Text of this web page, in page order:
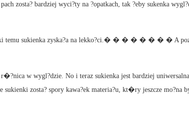
zosta? bardziej wyci?ty na ?opatkach, tak ?eby sukenka
temu sukienka zyska?a na lekko?ci.� � � � � � � � A
w wygl?dzie. No i teraz sukienka jest bardziej
zosta? spory kawa?ek materia?u, kt�ry jeszcze mo?na